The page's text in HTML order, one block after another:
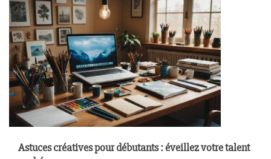
Astuces créatives pour débutants : éveillez votre talent